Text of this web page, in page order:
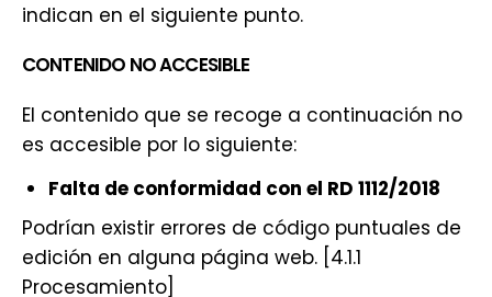
indican en el siguiente punto.
CONTENIDO NO ACCESIBLE
El contenido que se recoge a continuación no
es accesible por lo siguiente:
Falta de conformidad con el RD 1112/2018
Podrían existir errores de código puntuales de
edición en alguna página web. [4.1.1
Procesamiento]